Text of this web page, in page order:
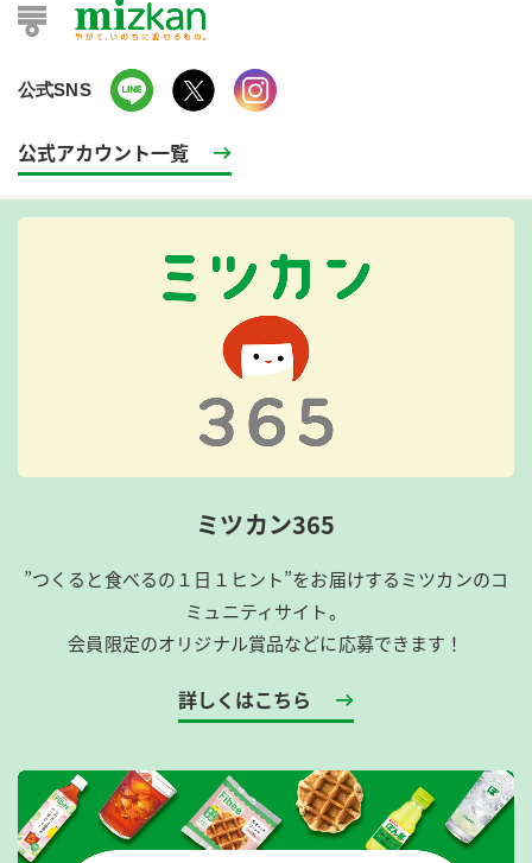
公式SNS
公式アカウント一覧
ミツカン365
”つくると食べるの１日１ヒント”をお届けするミツカンのコ
ミュニティサイト。
会員限定のオリジナル賞品などに応募できます！
詳しくはこちら